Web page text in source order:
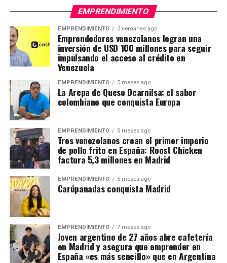
EMPRENDIMIENTO
EMPRENDIMIENTO 2 semanas ago
Emprendedores venezolanos logran una
inversión de USD 100 millones para seguir
impulsando el acceso al crédito en
Venezuela
EMPRENDIMIENTO 5 meses ago
La Arepa de Queso Dcarnilsa: el sabor
colombiano que conquista Europa
EMPRENDIMIENTO 5 meses ago
Tres venezolanos crean el primer imperio
de pollo frito en España: Roost Chicken
factura 5,3 millones en Madrid
EMPRENDIMIENTO 5 meses ago
Carúpanadas conquista Madrid
EMPRENDIMIENTO 7 meses ago
Joven argentino de 27 años abre cafetería
en Madrid y asegura que emprender en
España «es más sencillo» que en Argentina